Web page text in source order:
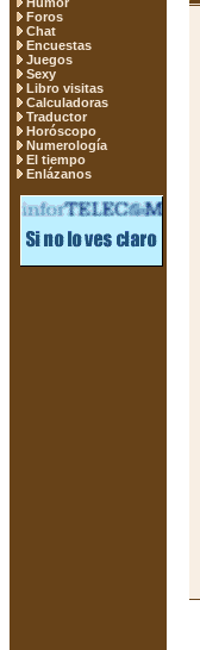
Foros
Chat
Encuestas
Juegos
Sexy
Libro visitas
Calculadoras
Traductor
Horóscopo
Numerología
El tiempo
Enlázanos